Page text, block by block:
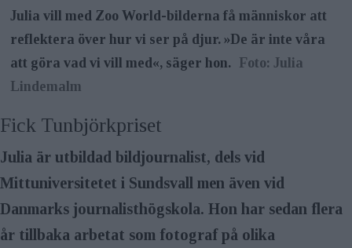
Julia vill med Zoo World-bilderna få människor att
reflektera över hur vi ser på djur. »De är inte våra
att göra vad vi vill med«, säger hon. Foto: Julia
Lindemalm
Fick Tunbjörkpriset
Julia är utbildad bildjournalist, dels vid
Mittuniversitetet i Sundsvall men även vid
Danmarks journalist­högskola. Hon har sedan flera
år tillbaka arbetat som fotograf på olika